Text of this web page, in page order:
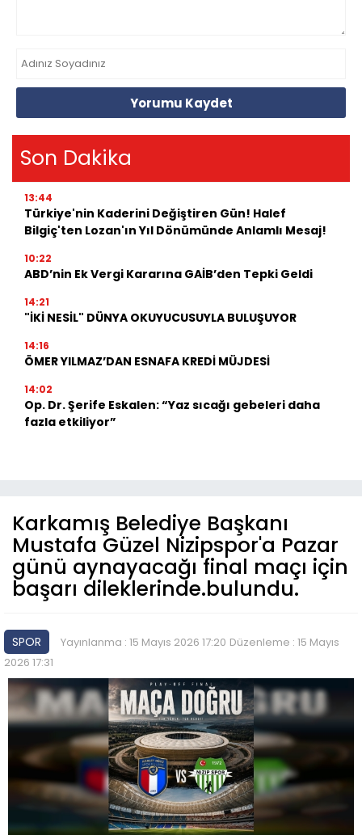
Yorumu Kaydet
Son Dakika
13:44
Türkiye'nin Kaderini Değiştiren Gün! Halef
Bilgiç'ten Lozan'ın Yıl Dönümünde Anlamlı Mesaj!
10:22
ABD’nin Ek Vergi Kararına GAİB’den Tepki Geldi
14:21
"İKİ NESİL" DÜNYA OKUYUCUSUYLA BULUŞUYOR
14:16
ÖMER YILMAZ’DAN ESNAFA KREDİ MÜJDESİ
14:02
Op. Dr. Şerife Eskalen: “Yaz sıcağı gebeleri daha
fazla etkiliyor”
Karkamış Belediye Başkanı
Mustafa Güzel Nizipspor'a Pazar
günü aynayacağı final maçı için
başarı dileklerinde.bulundu.
SPOR Yayınlanma : 15 Mayıs 2026 17:20 Düzenleme : 15 Mayıs
2026 17:31